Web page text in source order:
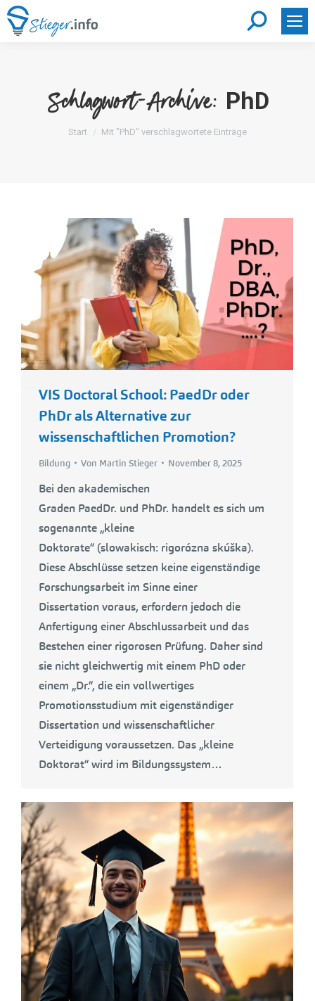
Search:
Schlagwort-Archive: PhD
Sie befinden sich hier:
Start Mit "PhD" verschlagwortete Einträge
VIS Doctoral School: PaedDr oder
PhDr als Alternative zur
wissenschaftlichen Promotion?
Bildung Von Martin Stieger November 8, 2025
Bei den akademischen
Graden PaedDr. und PhDr. handelt es sich um
sogenannte „kleine
Doktorate“ (slowakisch: rigorózna skúška).
Diese Abschlüsse setzen keine eigenständige
Forschungsarbeit im Sinne einer
Dissertation voraus, erfordern jedoch die
Anfertigung einer Abschlussarbeit und das
Bestehen einer rigorosen Prüfung. Daher sind
sie nicht gleichwertig mit einem PhD oder
einem „Dr.“, die ein vollwertiges
Promotionsstudium mit eigenständiger
Dissertation und wissenschaftlicher
Verteidigung voraussetzen. Das „kleine
Doktorat“ wird im Bildungssystem…